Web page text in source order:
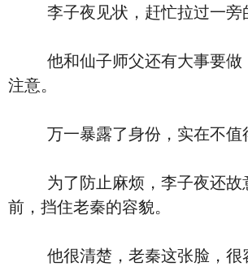
李子夜见状，赶忙拉过一旁
他和仙子师父还有大事要做
注意。
万一暴露了身份，实在不值
为了防止麻烦，李子夜还故
前，挡住老秦的容貌。
他很清楚，老秦这张脸，很